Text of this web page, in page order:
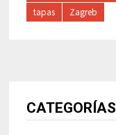
tapas
Zagreb
CATEGORÍAS